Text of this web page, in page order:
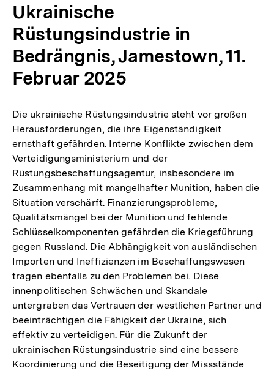
Ukrainische
Rüstungsindustrie in
Bedrängnis, Jamestown, 11.
Februar 2025
Die ukrainische Rüstungsindustrie steht vor großen
Herausforderungen, die ihre Eigenständigkeit
ernsthaft gefährden. Interne Konflikte zwischen dem
Verteidigungsministerium und der
Rüstungsbeschaffungsagentur, insbesondere im
Zusammenhang mit mangelhafter Munition, haben die
Situation verschärft. Finanzierungsprobleme,
Qualitätsmängel bei der Munition und fehlende
Schlüsselkomponenten gefährden die Kriegsführung
gegen Russland. Die Abhängigkeit von ausländischen
Importen und Ineffizienzen im Beschaffungswesen
tragen ebenfalls zu den Problemen bei. Diese
innenpolitischen Schwächen und Skandale
untergraben das Vertrauen der westlichen Partner und
beeinträchtigen die Fähigkeit der Ukraine, sich
effektiv zu verteidigen. Für die Zukunft der
ukrainischen Rüstungsindustrie sind eine bessere
Koordinierung und die Beseitigung der Missstände